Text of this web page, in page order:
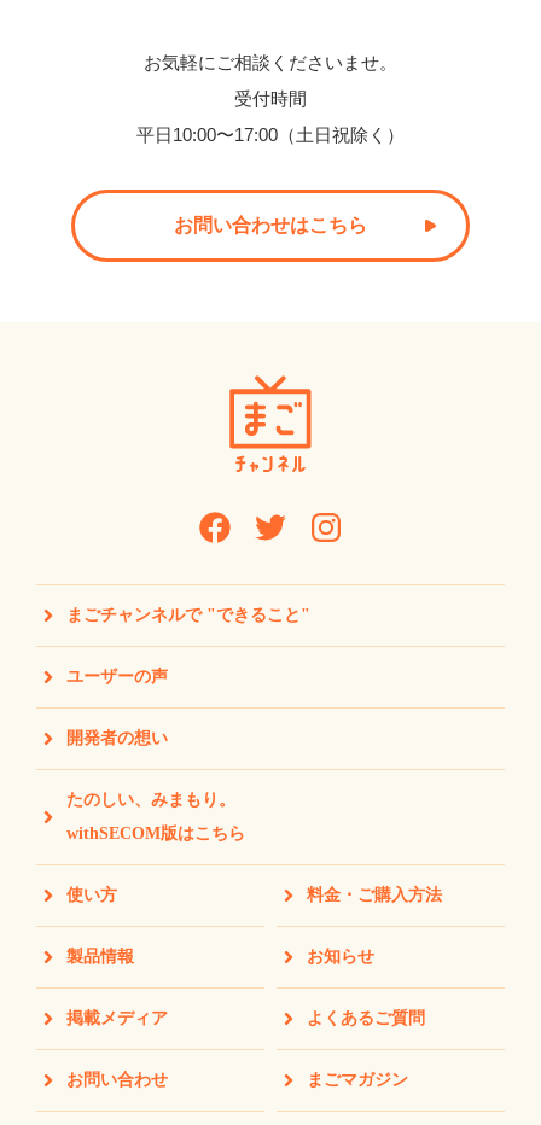
お気軽にご相談くださいませ。
受付時間
平日10:00〜17:00（土日祝除く）
お問い合わせはこちら
まごチャンネルで "できること"
ユーザーの声
開発者の想い
たのしい、みまもり。
withSECOM版はこちら
使い方 料金・ご購入方法
製品情報 お知らせ
掲載メディア よくあるご質問
お問い合わせ まごマガジン